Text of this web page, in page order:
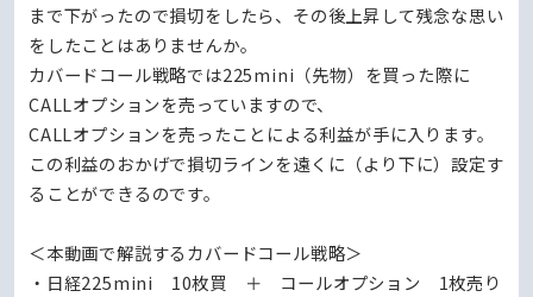
まで下がったので損切をしたら、その後上昇して残念な思い
をしたことはありませんか。
カバードコール戦略では225mini（先物）を買った際に
CALLオプションを売っていますので、
CALLオプションを売ったことによる利益が手に入ります。
この利益のおかげで損切ラインを遠くに（より下に）設定す
ることができるのです。
＜本動画で解説するカバードコール戦略＞
・日経225mini 10枚買 ＋ コールオプション 1枚売り